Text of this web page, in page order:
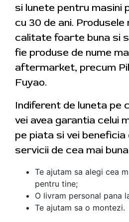
si lunete pentru masini
cu 30 de ani.
calitate foarte buna si
fie produse de nume
aftermarket, precum
Fuyao.
Indiferent de luneta pe
vei avea garantia celui
pe piata si vei beneficia
servicii de cea mai
Te ajutam sa alegi cea
pentru tine;
O livram personal pana
Te ajutam sa o montezi.